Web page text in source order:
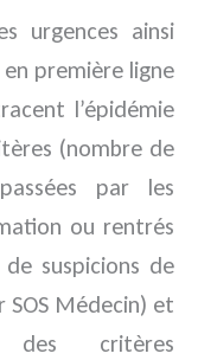
urgences ainsi
première ligne
l’épidémie
(nombre de
par les
ou rentrés
suspicions de
Médecin) et
des critères